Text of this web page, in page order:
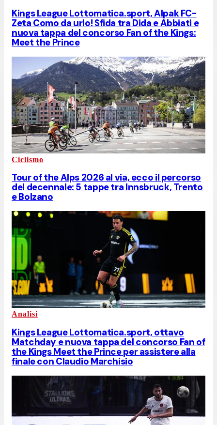
Kings League Lottomatica.sport, Alpak FC-
Zeta Como da urlo! Sfida tra Dida e Abbiati e
nuova tappa del concorso Fan of the Kings:
Meet the Prince
Ciclismo
Tour of the Alps 2026 al via, ecco il percorso
del decennale: 5 tappe tra Innsbruck, Trento
e Bolzano
Analisi
Kings League Lottomatica.sport, ottavo
Matchday e nuova tappa del concorso Fan of
the Kings Meet the Prince per assistere alla
finale con Claudio Marchisio